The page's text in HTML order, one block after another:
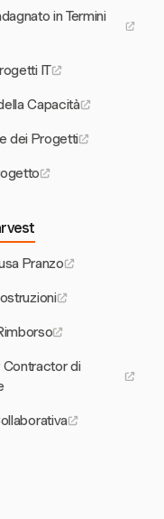
in Termini
IT
Capacità
dei Progetti
Pranzo
Contractor di